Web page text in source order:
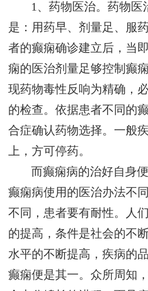
1、药物医治。药物医
是：用药早、剂量足、服
者的癫痫确诊建立后，当
痫的医治剂量足够控制癫
现药物毒性反响为精确，
的检查。依据患者不同的
合症确认药物选择。一般
上，方可停药。
而癫痫病的治好自身
癫痫病使用的医治办法不
不同，患者要有耐性。人
的提高，条件是社会的不
水平的不断提高，疾病的
癫痫便是其一。众所周知